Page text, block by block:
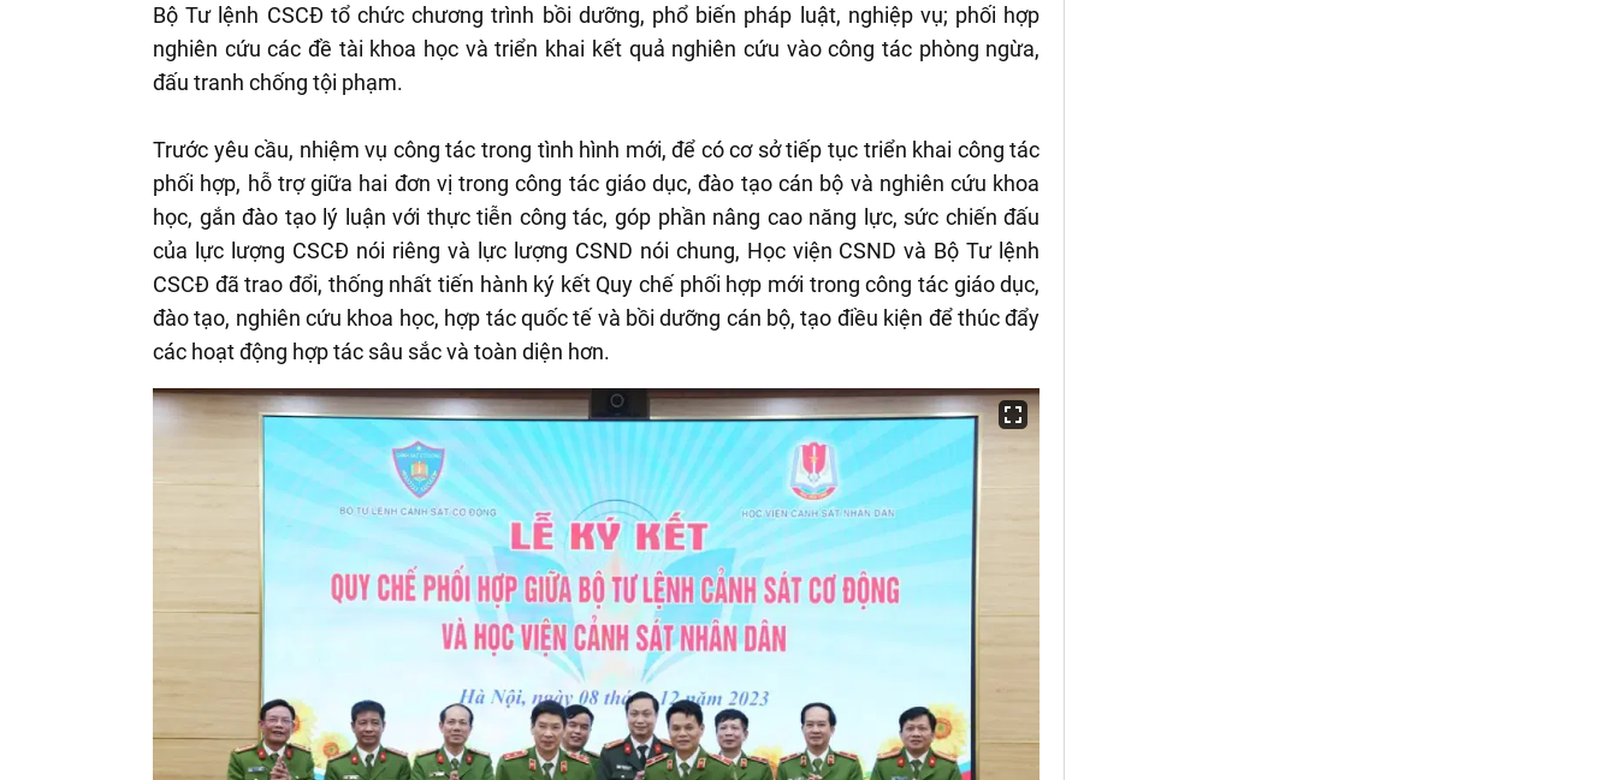
Bộ Tư lệnh CSCĐ tổ chức chương trình bồi dưỡng, phổ biến pháp luật, nghiệp vụ; phối hợp
nghiên cứu các đề tài khoa học và triển khai kết quả nghiên cứu vào công tác phòng ngừa,
đấu tranh chống tội phạm.
Trước yêu cầu, nhiệm vụ công tác trong tình hình mới, để có cơ sở tiếp tục triển khai công tác
phối hợp, hỗ trợ giữa hai đơn vị trong công tác giáo dục, đào tạo cán bộ và nghiên cứu khoa
học, gắn đào tạo lý luận với thực tiễn công tác, góp phần nâng cao năng lực, sức chiến đấu
của lực lượng CSCĐ nói riêng và lực lượng CSND nói chung, Học viện CSND và Bộ Tư lệnh
CSCĐ đã trao đổi, thống nhất tiến hành ký kết Quy chế phối hợp mới trong công tác giáo dục,
đào tạo, nghiên cứu khoa học, hợp tác quốc tế và bồi dưỡng cán bộ, tạo điều kiện để thúc đẩy
các hoạt động hợp tác sâu sắc và toàn diện hơn.